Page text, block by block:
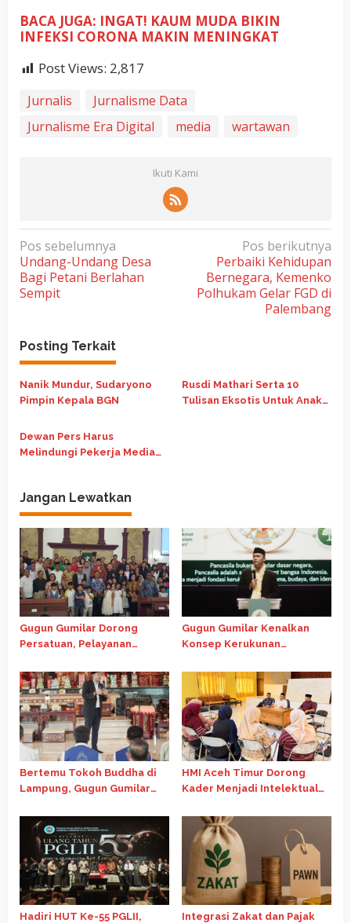
BACA JUGA: INGAT! KAUM MUDA BIKIN
INFEKSI CORONA MAKIN MENINGKAT
Post Views: 2,817
Jurnalis
Jurnalisme Data
Jurnalisme Era Digital
media wartawan
Ikuti Kami
N
a
v
a
s
i
o
Pos sebelumnya
Undang-Undang Desa
Bagi Petani Berlahan
Sempit
Pos berikutnya
Perbaiki Kehidupan
Bernegara, Kemenko
Polhukam Gelar FGD di
Palembang
Posting Terkait
Nanik Mundur, Sudaryono
Pimpin Kepala BGN
Rusdi Mathari Serta 10
Tulisan Eksotis Untuk Anak
Dewan Pers Harus
Melindungi Pekerja Media
Jangan Lewatkan
Gugun Gumilar Dorong
Persatuan, Pelayanan
USU Tetap Berjalan
Gugun Gumilar Kenalkan
Konsep Kerukunan
Internasional Gereja Advent
Bertemu Tokoh Buddha di
Lampung, Gugun Gumilar
Persatuan Bangsa
HMI Aceh Timur Dorong
Kader Menjadi Intelektual
Ekonomi Islam
Hadiri HUT Ke-55 PGLII, Integrasi Zakat dan Pajak